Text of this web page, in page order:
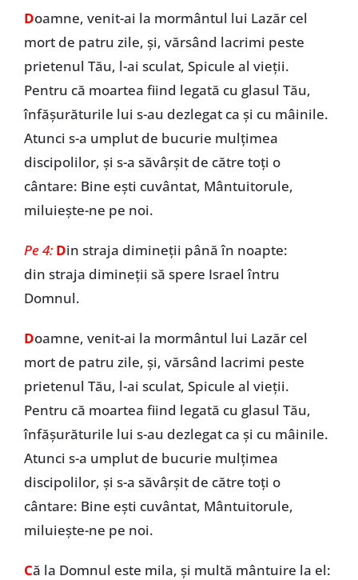
Doamne, venit-ai la mormântul lui Lazăr cel
mort de patru zile, și, vărsând lacrimi peste
prietenul Tău, l-ai sculat, Spicule al vieții.
Pentru că moartea fiind legată cu glasul Tău,
înfășurăturile lui s-au dezlegat ca și cu mâinile.
Atunci s-a umplut de bucurie mulțimea
discipolilor, și s-a săvârșit de către toți o
cântare: Bine ești cuvântat, Mântuitorule,
miluiește-ne pe noi.
Pe 4: Din straja dimineții până în noapte:
din straja dimineții să spere Israel întru
Domnul.
Doamne, venit-ai la mormântul lui Lazăr cel
mort de patru zile, și, vărsând lacrimi peste
prietenul Tău, l-ai sculat, Spicule al vieții.
Pentru că moartea fiind legată cu glasul Tău,
înfășurăturile lui s-au dezlegat ca și cu mâinile.
Atunci s-a umplut de bucurie mulțimea
discipolilor, și s-a săvârșit de către toți o
cântare: Bine ești cuvântat, Mântuitorule,
miluiește-ne pe noi.
Că la Domnul este mila, și multă mântuire la el: